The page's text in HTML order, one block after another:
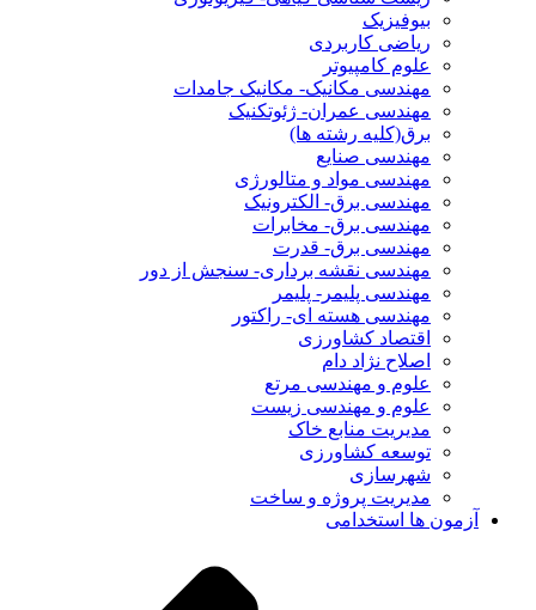
بیوفیزیک
ریاضی کاربردی
علوم کامپیوتر
مهندسی مکانیک- مکانیک جامدات
مهندسی عمران- ژئوتکنیک
برق(کلیه رشته ها)
مهندسی صنایع
مهندسی مواد و متالورژی
مهندسی برق- الکترونیک
مهندسی برق- مخابرات
مهندسی برق- قدرت
مهندسی نقشه برداری- سنجش از دور
مهندسی پلیمر- پلیمر
مهندسی هسته ای- راکتور
اقتصاد کشاورزی
اصلاح نژاد دام
علوم و مهندسی مرتع
علوم و مهندسی زیست
مدیریت منابع خاک
توسعه کشاورزی
شهرسازی
مدیریت پروژه و ساخت
آزمون ها استخدامی